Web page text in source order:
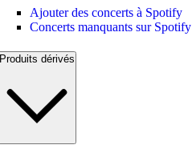
Ajouter des concerts à Spotify
Concerts manquants sur Spotify
Produits dérivés